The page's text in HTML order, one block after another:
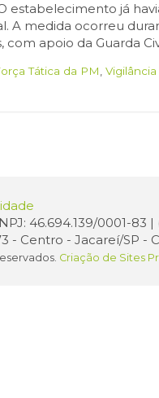
estabelecimento já
A medida ocorreu
com apoio da Guarda
Tática da PM ,
46.694.139/0001-83
- Centro - Jacareí/SP -
Criação de Sites